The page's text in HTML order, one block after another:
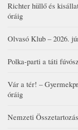
Richter hüllő és
óráig
Olvasó Klub – 2026.
Polka-parti a táti
Vár a tér! –
óráig
Nemzeti